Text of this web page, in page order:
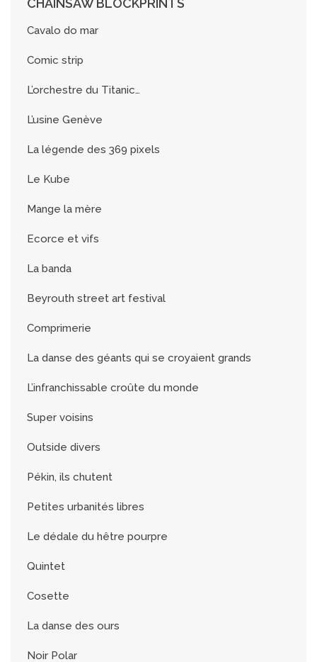
CHAINSAW BLOCKPRINTS
Cavalo do mar
Comic strip
L’orchestre du Titanic…
L’usine Genève
La légende des 369 pixels
Le Kube
Mange la mère
Ecorce et vifs
La banda
Beyrouth street art festival
Comprimerie
La danse des géants qui se croyaient grands
L’infranchissable croûte du monde
Super voisins
Outside divers
Pékin, ils chutent
Petites urbanités libres
Le dédale du hêtre pourpre
Quintet
Cosette
La danse des ours
Noir Polar